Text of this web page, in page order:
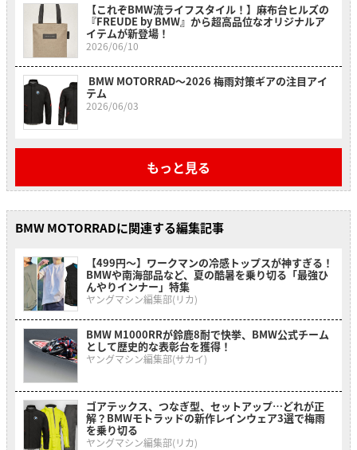
【これぞBMW流ライフスタイル！】麻布台ヒルズの
『FREUDE by BMW』から超高品位なオリジナルア
イテムが新登場！
2026/06/10
BMW MOTORRAD〜2026 梅雨対策ギアの注目アイ
テム
2026/06/03
もっと見る
BMW MOTORRADに関連する編集記事
【499円〜】ワークマンの冷感トップスが神すぎる！
BMWや南海部品など、夏の酷暑を乗り切る「最強ひ
んやりインナー」特集
ヤングマシン編集部(リカ)
BMW M1000RRが鈴鹿8耐で快挙、BMW公式チーム
として歴史的な表彰台を獲得！
ヤングマシン編集部(サカイ)
ゴアテックス、つなぎ型、セットアップ…どれが正
解？BMWモトラッドの新作レインウェア3選で梅雨
を乗り切る
ヤングマシン編集部(リカ)